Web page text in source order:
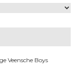
Veensche Boys